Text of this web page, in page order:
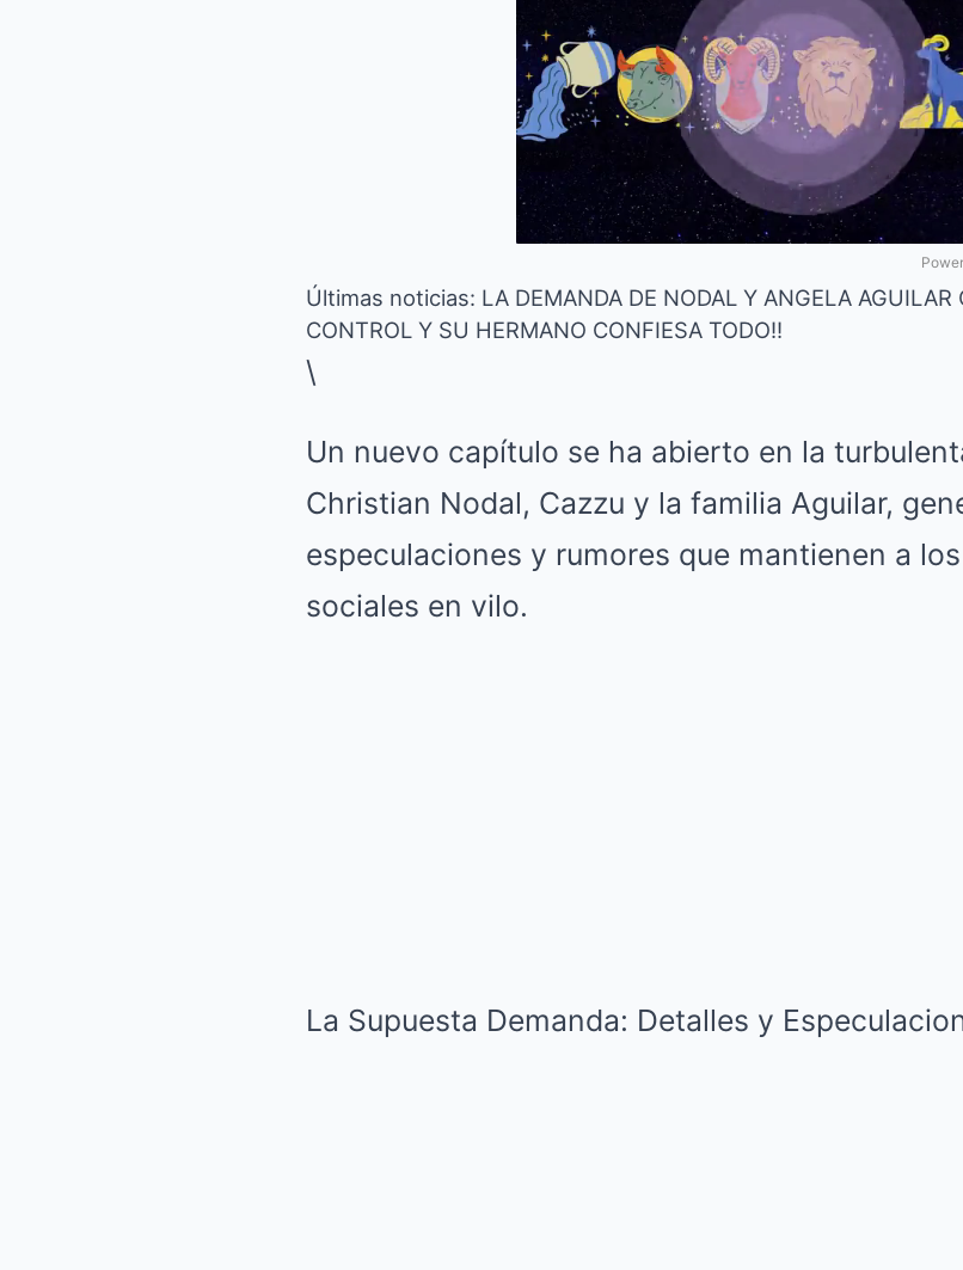
Últimas noticias: LA DEMANDA DE NODAL Y ANGELA AGUILAR
CONTROL Y SU HERMANO CONFIESA TODO!!
\
Un nuevo capítulo se ha abierto en la
Christian Nodal, Cazzu y la familia Aguilar,
especulaciones y rumores que mantienen a
sociales en vilo.
La Supuesta Demanda: Detalles y